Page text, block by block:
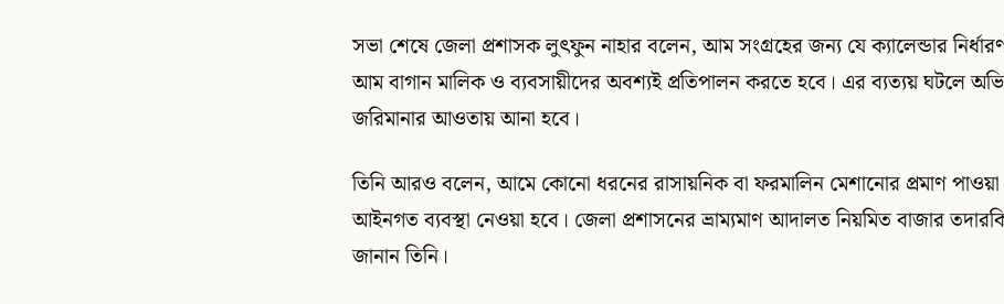
সভা শেষে জেলা প্রশাসক লুৎফুন নাহার বলেন, আম সংগ্রহের জন্য যে ক্যালেন্ডার
আম বাগান মালিক ও ব্যবসায়ীদের অবশ্যই প্রতিপালন করতে হবে। এর ব্যত্যয় ঘটলে
জরিমানার আওতায় আনা হবে।
তিনি আরও বলেন, আমে কোনো ধরনের রাসায়নিক বা ফরমালিন মেশানোর প্রমাণ
আইনগত ব্যবস্থা নেওয়া হবে। জেলা প্রশাসনের ভ্রাম্যমাণ আদালত নিয়মিত বাজার
জানান তিনি।